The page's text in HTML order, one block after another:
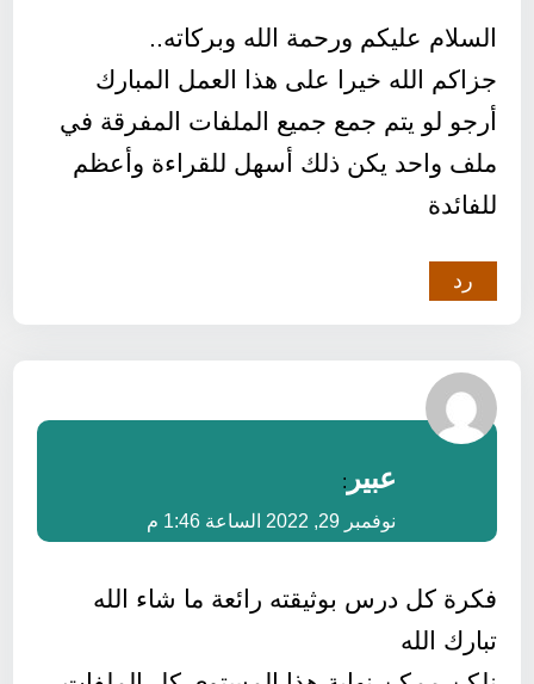
السلام عليكم ورحمة الله وبركاته..
جزاكم الله خيرا على هذا العمل المبارك
أرجو لو يتم جمع جميع الملفات المفرقة في
ملف واحد يكن ذلك أسهل للقراءة وأعظم
للفائدة
رد
عبير :
نوفمبر 29, 2022 الساعة 1:46 م
فكرة كل درس بوثيقته رائعة ما شاء الله
تبارك الله